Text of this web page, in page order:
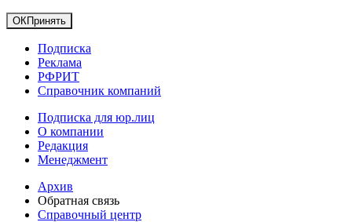
ОКПринять
Подписка
Реклама
РФРИТ
Справочник компаний
Подписка для юр.лиц
О компании
Редакция
Менеджмент
Архив
Обратная связь
Справочный центр